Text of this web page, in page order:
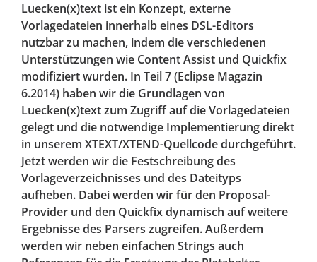
Luecken(x)text ist ein Konzept, externe
Vorlagedateien innerhalb eines DSL-Editors
nutzbar zu machen, indem die verschiedenen
Unterstützungen wie Content Assist und Quickfix
modifiziert wurden. In Teil 7 (Eclipse Magazin
6.2014) haben wir die Grundlagen von
Luecken(x)text zum Zugriff auf die Vorlagedateien
gelegt und die notwendige Implementierung direkt
in unserem XTEXT/XTEND-Quellcode durchgeführt.
Jetzt werden wir die Festschreibung des
Vorlageverzeichnisses und des Dateityps
aufheben. Dabei werden wir für den Proposal-
Provider und den Quickfix dynamisch auf weitere
Ergebnisse des Parsers zugreifen. Außerdem
werden wir neben einfachen Strings auch